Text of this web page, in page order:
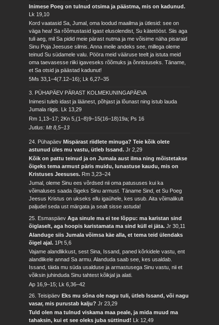
Inimese Poeg on tulnud otsima ja päästma, mis on kadunud.
Lk 19,10
Kord vaatasid Sa, Jumal, oma loodud maailma ja ütlesid: see on
väga hea! Sa rõõmustasid igast elusolendist, Su kätetööst. Siis aga
tuli aeg, mil Sa pidid meie pärast nutma ja me võisime näha pisaraid
Sinu Poja Jeesuse silmis. Anna meile andeks see, millega oleme
teinud Su südamele valu. Pööra meid vääruse teelt ja istuta meid
oma taevasesse riiki igaveseks rõõmuks ja õnnistuseks. Täname,
et Sa otsid ja päästad kadunut!
5Ms 33,1–4(7.12–16); Lk 6,27–35
3. PÜHAPÄEV PÄRAST KOLMEKUNINGAPÄEVA
Inimesi tuleb idast ja läänest, põhjast ja lõunast ning istub lauda
Jumala riigis. Lk 13,29
Rm 1,13–17; 2Kn 5,(1–8)9–15(16–18)19a; Ps 16
Jutlus: Mt 8,5–13
24. PühapäevMispärast riidlete minuga? Teie kõik olete
astunud üles mu vastu, ütleb Issand.Jr 2,29
Kõik on pattu teinud ja on Jumala aust ilma ning mõistetakse
õigeks tema armust päris muidu, lunastuse kaudu, mis on
Kristuses Jeesuses. Rm 3,23–24
Jumal, oleme Sinu ees võrdsed nii oma patususes kui ka
võimaluses saada õigeks Sinu armust. Täname Sind, et Su Poeg
Jeesus Kristus on ukseks ellu igaühele, kes usub. Aita võimalikult
paljudel seda ust märgata ja sealt sisse astuda!
25. EsmaspäevAga sinule ma ei tee lõppu: ma karistan sind
õiglaselt, aga hoopis karistamata ma sind küll ei jäta.Jr 30,11
Alanduge siis Jumala võimsa käe alla, et tema teid ülendaks
õigel ajal. 1Pt 5,6
Vajame alandlikkust, sest Sina, Issand, paned kõrkidele vastu, ent
alandlikele annad Sa armu. Alanduda saab see, kes usaldab.
Issand, täida mu süda usalduse ja armastusega Sinu vastu, nii et
võiksin juhinduda Sinu tahtest kõikjal ja alati.
Ap 16,9–15; Lk 6,36–42
26. TeisipäevEks mu sõna ole nagu tuli, ütleb Issand, või nagu
vasar, mis purustab kalju?Jr 23,29
Tuld olen ma tulnud viskama maa peale, ja mida muud ma
tahaksin, kui et see oleks juba süttinud!
Lk 12,49